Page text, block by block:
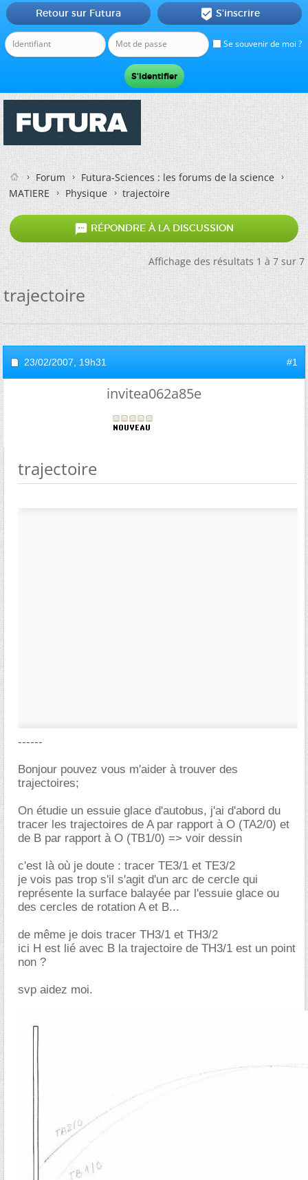
Se souvenir de moi ?
Retour sur Futura  S'inscrire
Forum
Futura-Sciences : les forums de la science
MATIERE
Physique trajectoire
 RÉPONDRE À LA DISCUSSION
Affichage des résultats 1 à 7 sur 7
trajectoire
23/02/2007, 19h31 #1
invitea062a85e
trajectoire
------
Bonjour pouvez vous m'aider à trouver des
trajectoires;
On étudie un essuie glace d'autobus, j'ai d'abord du
tracer les trajectoires de A par rapport à O (TA2/0) et
de B par rapport à O (TB1/0) => voir dessin
c'est là où je doute : tracer TE3/1 et TE3/2
je vois pas trop s'il s'agit d'un arc de cercle qui
représente la surface balayée par l'essuie glace ou
des cercles de rotation A et B...
de même je dois tracer TH3/1 et TH3/2
ici H est lié avec B la trajectoire de TH3/1 est un point
non ?
svp aidez moi.